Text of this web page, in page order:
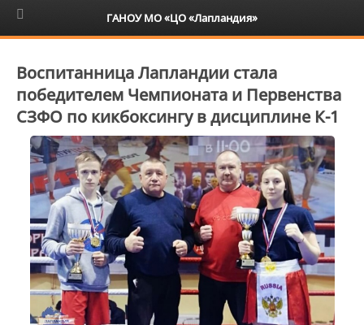
6+
Воспитанница Лапландии стала
победителем Чемпионата и Первенства
СЗФО по кикбоксингу в дисциплине К-1
ГАНОУ МО «ЦО «Лапландия»